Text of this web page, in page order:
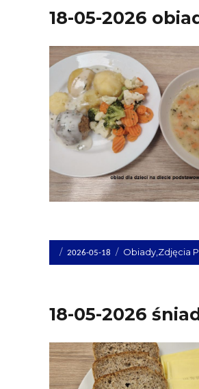
18-05-2026
Opublikowano
dnia
2026-05-18 Kategorie
Obiady, Zdjęcia
18-05-2026